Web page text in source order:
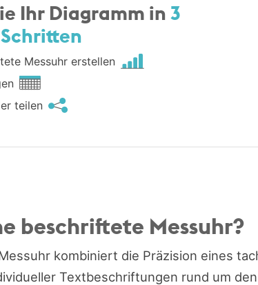
Ihr Diagramm in3
Messuhr erstellen
teilen
beschriftete Messuhr?
kombiniert die Präzision eines
Textbeschriftungen rund um